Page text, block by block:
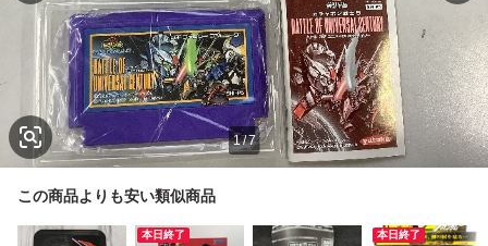
1/7
この商品よりも安い類似商品
本日終了 本日終了